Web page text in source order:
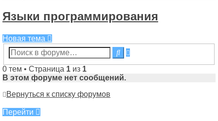
Языки программирования
Новая тема
ПоискРасширенный
поиск
0 тем • Страница 1 из 1
В этом форуме нет сообщений.
Вернуться к списку форумов
Перейти